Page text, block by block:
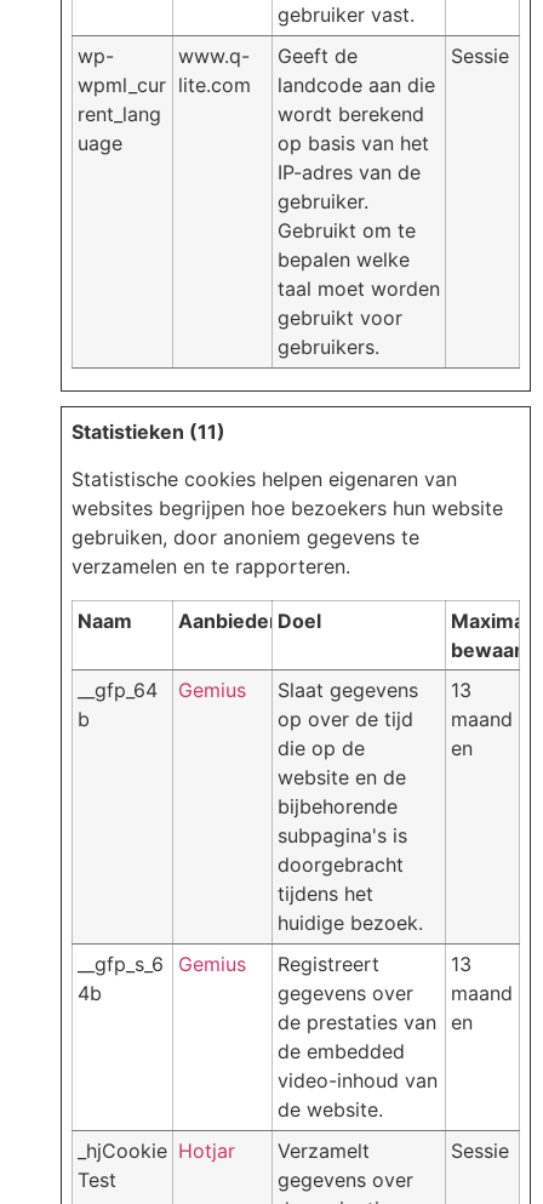
gebruiker vast.
wp-
wpml_cur
rent_lang
uage
www.q-
lite.com
Geeft de
landcode aan die
wordt berekend
op basis van het
IP-adres van de
gebruiker.
Gebruikt om te
bepalen welke
taal moet worden
gebruikt voor
gebruikers.
Sessie
Statistieken (11)
Statistische cookies helpen eigenaren van
websites begrijpen hoe bezoekers hun website
gebruiken, door anoniem gegevens te
verzamelen en te rapporteren.
Naam Aanbieder Doel
Maximale
__gfp_64
b
Gemius
Slaat gegevens
op over de tijd
die op de
website en de
bijbehorende
subpagina's is
doorgebracht
tijdens het
huidige bezoek.
13
maand
en
__gfp_s_6
4b
Gemius
Registreert
gegevens over
de prestaties van
de embedded
video-inhoud van
de website.
13
maand
en
_hjCookie
Test
Hotjar
Verzamelt
gegevens over
Sessie